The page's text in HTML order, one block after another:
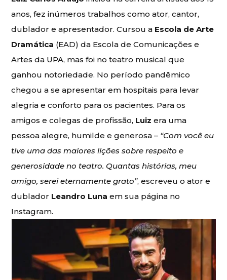
anos, fez inúmeros trabalhos como ator, cantor,
dublador e apresentador. Cursou a Escola de Arte
Dramática (EAD) da Escola de Comunicações e
Artes da UPA, mas foi no teatro musical que
ganhou notoriedade. No período pandêmico
chegou a se apresentar em hospitais para levar
alegria e conforto para os pacientes. Para os
amigos e colegas de profissão, Luiz era uma
pessoa alegre, humilde e generosa – “Com você eu
tive uma das maiores lições sobre respeito e
generosidade no teatro. Quantas histórias, meu
amigo, serei eternamente grato”, escreveu o ator e
dublador Leandro Luna em sua página no
Instagram.